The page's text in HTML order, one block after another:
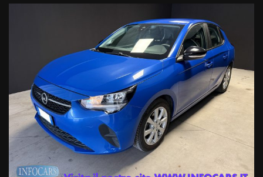
Servizi assicurativi complementari ( Polizze KASKO , furto, incendio ,
cristalli , atti vandalici , protezione del credito, Kasko finanziaria .
Siamo iscritti al RUI (registro intermediari assicurativi ) e IVASS.
Officina Specializzata multimarca ed autorizzata Renault DACIA ,
noleggio a breve termine .
ATTENZIONE: Le informazioni relative ai veicoli pubblicate in questo
portale non rappresentano informazioni precontrattuali previste dal
D.Lgs. 21/2014, ma una semplice indicazione sommaria del veicolo
offerto, che dovrà essere completata da specifiche informazioni
precontrattuali fornite dal Venditore prima che assumiate impegni.
INFOCARS SRL declina ogni responsabilità per eventuali
involontarie incongruenze, che non rappresentano impegno di
acquisto
Le condizioni economiche degli esempi finanziari provengono da